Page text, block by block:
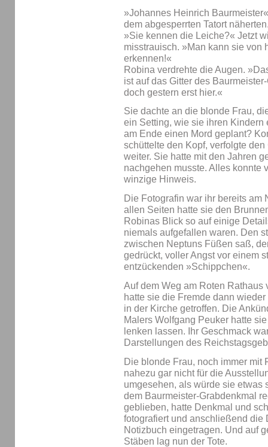
»Johannes Heinrich
dem abgesperrten Tatort
»Sie kennen die Leiche?« Jetzt
misstrauisch. »Man kann sie von
erkennen!«
Robina verdrehte die Augen.
ist auf das Gitter des
doch gestern erst hier.«
Sie dachte an die blonde Frau,
ein Setting, wie sie ihren Kindern
am Ende einen Mord geplant?
schüttelte den Kopf, verfolgte
weiter. Sie hatte mit den Jahren
nachgehen musste. Alles konnte
winzige Hinweis.
Die Fotografin war ihr bereits am
allen Seiten hatte sie den
Robinas Blick so auf einige
niemals aufgefallen waren. Den
zwischen Neptuns Füßen saß,
gedrückt, voller Angst vor einem
entzückenden »Schippchen«.
Auf dem Weg am Roten
hatte sie die Fremde dann
in der Kirche getroffen. Die
Malers Wolfgang Peuker hatte
lenken lassen. Ihr Geschmack
Darstellungen des
Die blonde Frau, noch immer mit
nahezu gar nicht für die
umgesehen, als würde sie
dem Baurmeister-Grabdenkmal
geblieben, hatte Denkmal und
fotografiert und anschließend die
Notizbuch eingetragen. Und auf
Stäben lag nun der Tote.